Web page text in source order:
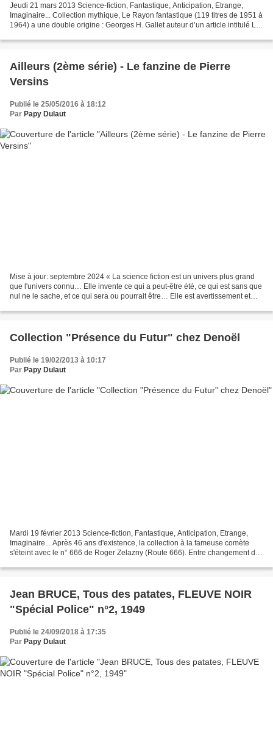
Jeudi 21 mars 2013 Science-fiction, Fantastique, Anticipation, Etrange,
Imaginaire... Collection mythique, Le Rayon fantastique (119 titres de 1951 à
1964) a une double origine : Georges H. Gallet auteur d’un article intitulé La
Ailleurs (2ème série) - Le fanzine de Pierre
Versins
Publié le 25/05/2016 à 18:12
Par Papy Dulaut
Mise à jour: septembre 2024 « La science fiction est un univers plus grand
que l'univers connu… Elle invente ce qui a peut-être été, ce qui est sans que
nul ne le sache, et ce qui sera ou pourrait être… Elle est avertissement et
Collection "Présence du Futur" chez Denoël
Publié le 19/02/2013 à 10:17
Par Papy Dulaut
Mardi 19 février 2013 Science-fiction, Fantastique, Anticipation, Etrange,
Imaginaire... Après 46 ans d'existence, la collection à la fameuse comète
s'éteint avec le n° 666 de Roger Zelazny (Route 666). Entre changement de
Jean BRUCE, Tous des patates, FLEUVE NOIR
"Spécial Police" n°2, 1949
Publié le 24/09/2018 à 17:35
Par Papy Dulaut